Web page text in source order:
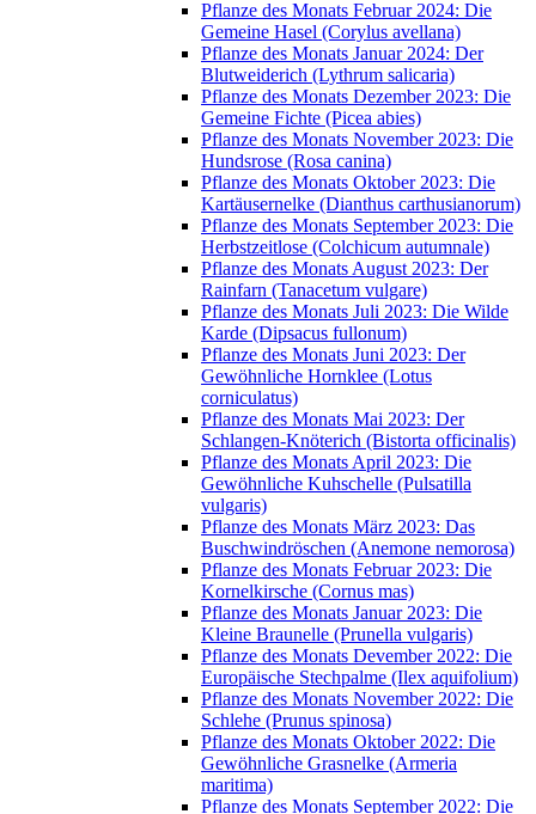
Pflanze des Monats Februar 2024: Die
Gemeine Hasel (Corylus avellana)
Pflanze des Monats Januar 2024: Der
Blutweiderich (Lythrum salicaria)
Pflanze des Monats Dezember 2023: Die
Gemeine Fichte (Picea abies)
Pflanze des Monats November 2023: Die
Hundsrose (Rosa canina)
Pflanze des Monats Oktober 2023: Die
Kartäusernelke (Dianthus carthusianorum)
Pflanze des Monats September 2023: Die
Herbstzeitlose (Colchicum autumnale)
Pflanze des Monats August 2023: Der
Rainfarn (Tanacetum vulgare)
Pflanze des Monats Juli 2023: Die Wilde
Karde (Dipsacus fullonum)
Pflanze des Monats Juni 2023: Der
Gewöhnliche Hornklee (Lotus
corniculatus)
Pflanze des Monats Mai 2023: Der
Schlangen-Knöterich (Bistorta officinalis)
Pflanze des Monats April 2023: Die
Gewöhnliche Kuhschelle (Pulsatilla
vulgaris)
Pflanze des Monats März 2023: Das
Buschwindröschen (Anemone nemorosa)
Pflanze des Monats Februar 2023: Die
Kornelkirsche (Cornus mas)
Pflanze des Monats Januar 2023: Die
Kleine Braunelle (Prunella vulgaris)
Pflanze des Monats Devember 2022: Die
Europäische Stechpalme (Ilex aquifolium)
Pflanze des Monats November 2022: Die
Schlehe (Prunus spinosa)
Pflanze des Monats Oktober 2022: Die
Gewöhnliche Grasnelke (Armeria
maritima)
Pflanze des Monats September 2022: Die